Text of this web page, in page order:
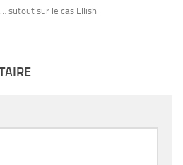
sutout sur le cas Ellish